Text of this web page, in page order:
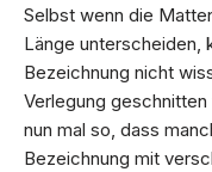
Selbst wenn die
Länge unterscheiden,
Bezeichnung nicht
Verlegung
nun mal so, dass
Bezeichnung mit